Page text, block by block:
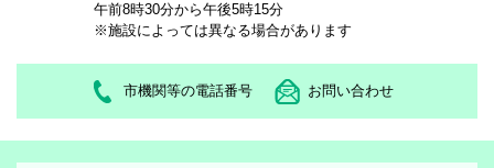
午前8時30分から午後5時15分
※施設によっては異なる場合があります
市機関等の電話番号 お問い合わせ